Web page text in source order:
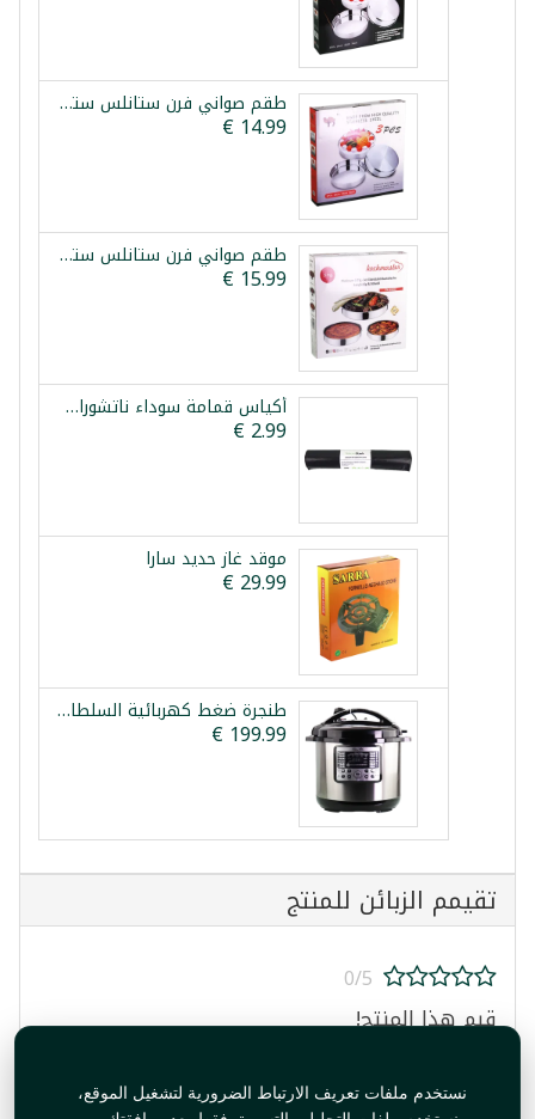
نستخدم ملفات تعريف الارتباط الضرورية لتشغيل الموقع،
طقم صواني فرن ستانلس ستيل 3 قطع 28/32/36سم
طقم صواني فرن ستانلس ستيل 3 قطع كوش ماستر بلاتينيوم
أكياس قمامة سوداء ناتشوراسترك 60*80 سم 20 قطعة
موقد غاز حديد سارا
طنجرة ضغط كهربائية السلطان 15 لتر
تقيمم الزبائن للمنتج
0/5
قيم هذا المنتج!